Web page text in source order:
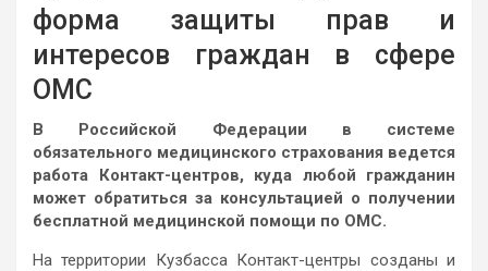
форма защиты прав и
интересов граждан в сфере
ОМС
В Российской Федерации в системе
обязательного медицинского страхования ведется
работа Контакт-центров, куда любой гражданин
может обратиться за консультацией о получении
бесплатной медицинской помощи по ОМС.
На территории Кузбасса Контакт-центры созданы и